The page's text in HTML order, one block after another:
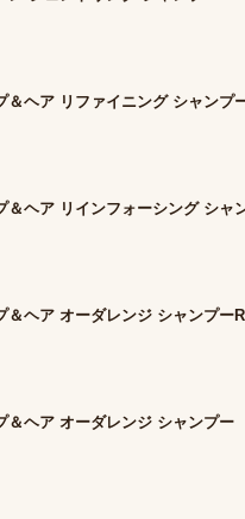
＆ヘア リファイニング シャンプ
＆ヘア リインフォーシング シャ
＆ヘア オーダレンジ シャンプーR
＆ヘア オーダレンジ シャンプー